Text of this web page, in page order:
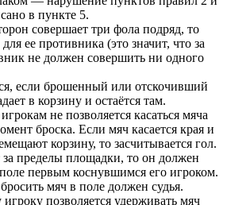
в пункте 5.
совершает три фола подряд, то
ее противника (это значит, что за
не должен совершить ни одного
если брошенный или отскочивший
в корзину и остаётся там.
не позволяется касаться мяча
броска. Если мяч касается края и
корзину, то засчитывается гол.
пределы площадки, то он должен
первым коснувшимся его игроком.
мяч в поле должен судья.
позволяется удерживать мяч